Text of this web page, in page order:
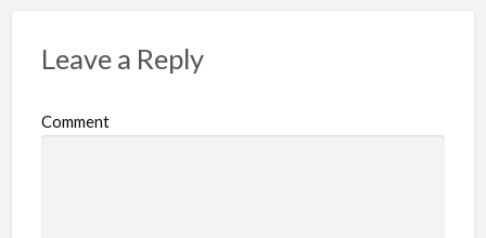
Leave a Reply
Comment